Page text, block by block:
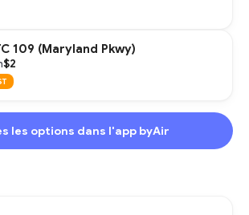
109 (Maryland Pkwy)
$2
les options dans l'app byAir